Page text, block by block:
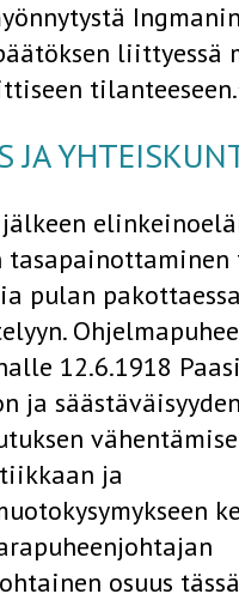
liittyessä
tilanteeseen.
JA
pulan
12.6.1918
ja
ja
osuus